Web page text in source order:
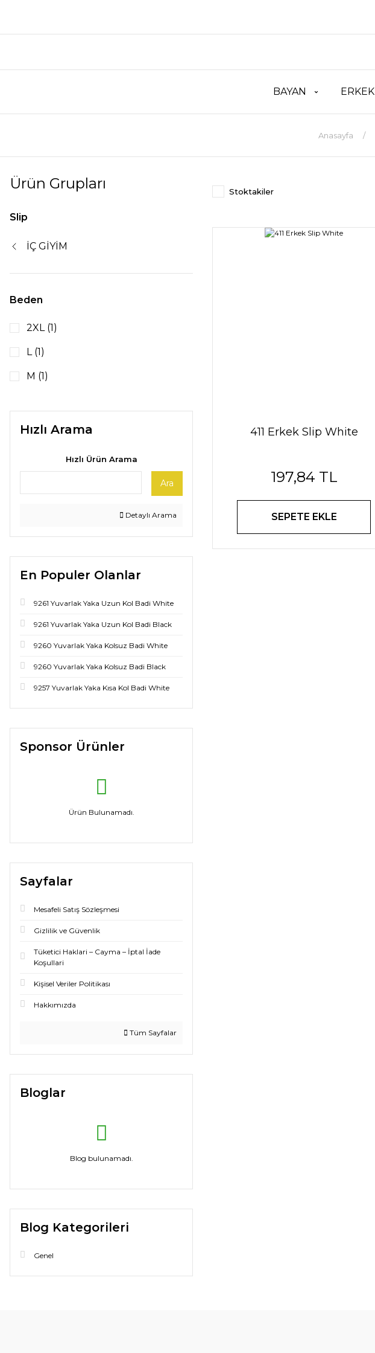
BAYAN ERKEK
Anasayfa
Ürün Grupları
Slip
İÇ GİYİM
Beden
2XL (1)
L (1)
M (1)
Hızlı Arama
Hızlı Ürün Arama
Ara
Detaylı Arama
En Populer Olanlar
9261 Yuvarlak Yaka Uzun Kol Badi White
9261 Yuvarlak Yaka Uzun Kol Badi Black
9260 Yuvarlak Yaka Kolsuz Badi White
9260 Yuvarlak Yaka Kolsuz Badi Black
9257 Yuvarlak Yaka Kısa Kol Badi White
Sponsor Ürünler
Ürün Bulunamadı.
Sayfalar
Mesafeli Satış Sözleşmesi
Gizlilik ve Güvenlik
Tüketici Haklari – Cayma – İptal İade
Koşullari
Kişisel Veriler Politikası
Hakkımızda
Tüm Sayfalar
Bloglar
Blog bulunamadı.
Blog Kategorileri
Genel
Stoktakiler
411 Erkek Slip White
197,84 TL
SEPETE EKLE